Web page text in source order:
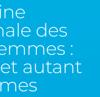
des
:
autant